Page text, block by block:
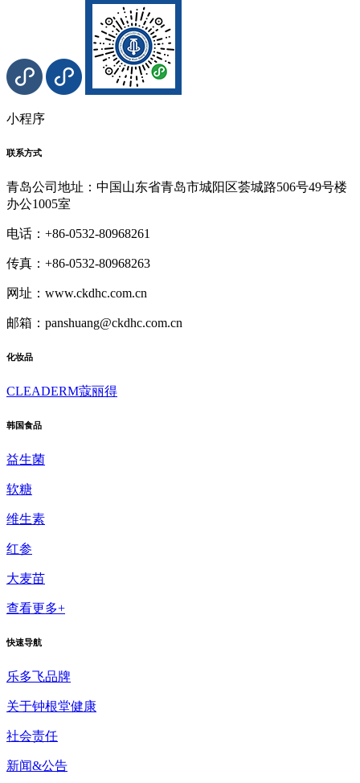
小程序
联系方式
青岛公司地址：中国山东省青岛市城阳区荟城路506号49号楼
办公1005室
电话：+86-0532-80968261
传真：+86-0532-80968263
网址：www.ckdhc.com.cn
邮箱：panshuang@ckdhc.com.cn
化妆品
CLEADERM蔻丽得
韩国食品
益生菌
软糖
维生素
红参
大麦苗
查看更多+
快速导航
乐多飞品牌
关于钟根堂健康
社会责任
新闻&公告